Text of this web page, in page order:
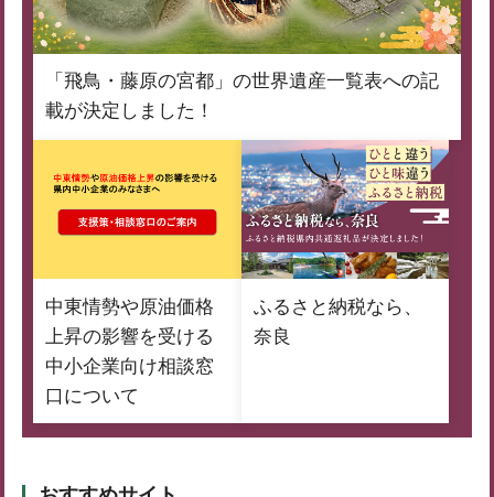
「飛鳥・藤原の宮都」の世界遺産一覧表への記
載が決定しました！
中東情勢や原油価格
上昇の影響を受ける
中小企業向け相談窓
口について
ふるさと納税なら、
奈良